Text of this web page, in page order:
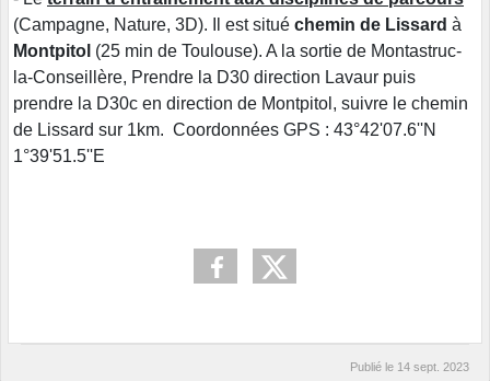
(Campagne, Nature, 3D). Il est situé chemin de Lissard à
Montpitol (25 min de Toulouse). A la sortie de Montastruc-
la-Conseillère, Prendre la D30 direction Lavaur puis
prendre la D30c en direction de Montpitol, suivre le chemin
de Lissard sur 1km. Coordonnées GPS : 43°42'07.6''N
1°39'51.5''E
Publié le 14 sept. 2023